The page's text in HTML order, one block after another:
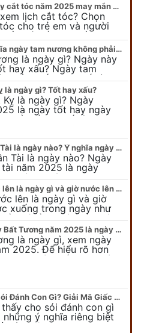
Cách chọn ngày cắt tóc năm 2025 may mắn cho cả trẻ em và người lớn
lịch cắt tóc? Chọn
cho trẻ em và người
điều gì để gặp nhiều may
Luận giải ý nghĩa ngày tam nương không phải ai cũng biết
là ngày gì? Ngày này
hay xấu? Ngày tam
nguồn gốc như thế nào?
điều gì khi…
là ngày gì? Tốt hay xấu?
là ngày gì? Ngày
là ngày tốt hay ngày
để biết chi tiết ý nghĩa
Ngày vía Thần Tài là ngày nào? Ý nghĩa ngày vía Thần Tài năm 2025
Tài là ngày nào? Ngày
năm 2025 là ngày
hàng tháng. Tại sao
tất cả mọi…
Ngày con nước lên là ngày gì và giờ nước lên nước xuống trong ngày?
lên là ngày gì và giờ
xuống trong ngày như
gì cần chú ý về ngày
Đừng…
Chính xác ngày Bất Tương năm 2025 là ngày gì mà cực ít người biết
là ngày gì, xem ngày
2025. Để hiểu rõ hơn
ngày bất tương là
Mơ Thấy Chó Sói Đánh Con Gì? Giải Mã Giấc Mơ Bí Ẩn
cho sói đánh con gì
những ý nghĩa riêng biệt
ánh tâm trạng, suy nghĩ